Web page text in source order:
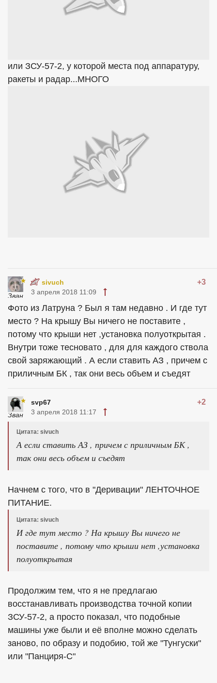
или ЗСУ-57-2, у которой места под аппаратуру,
ракеты и радар...МНОГО
sivuch +3
3 апреля 2018 11:09
Фото из Латруна ? Был я там недавно . И где тут
место ? На крышу Вы ничего не поставите ,
потому что крыши нет ,установка полуоткрытая .
Внутри тоже тесновато , для для каждого ствола
свой заряжающий . А если ставить АЗ , причем с
приличным БК , так они весь объем и съедят
svp67 +2
3 апреля 2018 11:17
Цитата: sivuch
А если ставить АЗ , причем с приличным БК ,
так они весь объем и съедят
Начнем с того, что в "Деривации" ЛЕНТОЧНОЕ
ПИТАНИЕ.
Цитата: sivuch
И где тут место ? На крышу Вы ничего не
поставите , потому что крыши нет ,установка
полуоткрытая
Продолжим тем, что я не предлагаю
восстанавливать производства точной копии
ЗСУ-57-2, а просто показал, что подобные
машины уже были и её вполне можно сделать
заново, по образу и подобию, той же "Тунгуски"
или "Панциря-С"